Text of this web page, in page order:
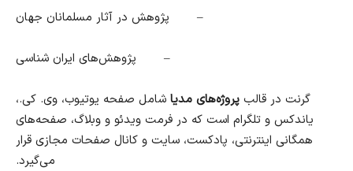
– پژوهش در آثار مسلمانان جهان
– پژوهش‌های ایران شناسی
گرنت در قالب پروژه‌های مدیا شامل صفحه یوتیوب، وی. کی.،
یاندکس و تلگرام است که در فرمت ویدئو و وبلاگ، صفحه‌های
همگانی اینترنتی، پادکست، سایت و کانال صفحات مجازی قرار
می‌گیرد.